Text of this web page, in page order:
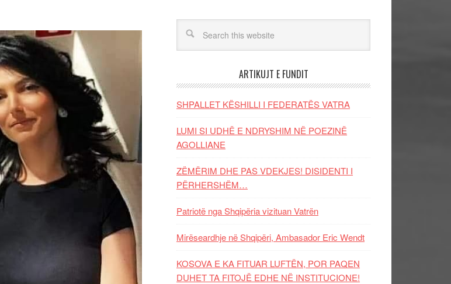
ARTIKUJT E FUNDIT
SHPALLET KËSHILLI I FEDERATËS VATRA
LUMI SI UDHË E NDRYSHIM NË POEZINË
AGOLLIANE
ZËMËRIM DHE PAS VDEKJES! DISIDENTI I
PËRHERSHËM…
Patriotë nga Shqipëria vizituan Vatrën
Mirëseardhje në Shqipëri, Ambasador Eric Wendt
KOSOVA E KA FITUAR LUFTËN, POR PAQEN
DUHET TA FITOJË EDHE NË INSTITUCIONE!